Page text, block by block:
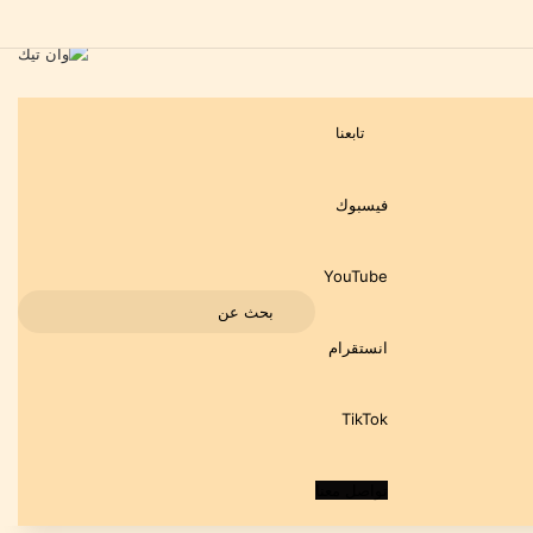
تابعنا
فيسبوك
‫YouTube
انستقرام
‫TikTok
بحث